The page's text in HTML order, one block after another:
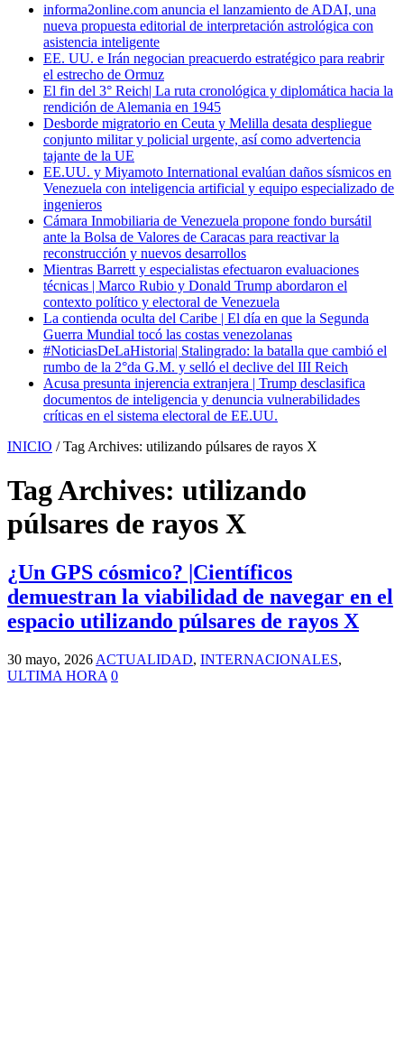
informa2online.com anuncia el lanzamiento de ADAI, una
nueva propuesta editorial de interpretación astrológica con
asistencia inteligente
EE. UU. e Irán negocian preacuerdo estratégico para reabrir
el estrecho de Ormuz
El fin del 3° Reich| La ruta cronológica y diplomática hacia la
rendición de Alemania en 1945
Desborde migratorio en Ceuta y Melilla desata despliegue
conjunto militar y policial urgente, así como advertencia
tajante de la UE
EE.UU. y Miyamoto International evalúan daños sísmicos en
Venezuela con inteligencia artificial y equipo especializado de
ingenieros
Cámara Inmobiliaria de Venezuela propone fondo bursátil
ante la Bolsa de Valores de Caracas para reactivar la
reconstrucción y nuevos desarrollos
Mientras Barrett y especialistas efectuaron evaluaciones
técnicas | Marco Rubio y Donald Trump abordaron el
contexto político y electoral de Venezuela
La contienda oculta del Caribe | El día en que la Segunda
Guerra Mundial tocó las costas venezolanas
#NoticiasDeLaHistoria| Stalingrado: la batalla que cambió el
rumbo de la 2°da G.M. y selló el declive del III Reich
Acusa presunta injerencia extranjera | Trump desclasifica
documentos de inteligencia y denuncia vulnerabilidades
críticas en el sistema electoral de EE.UU.
INICIO / Tag Archives: utilizando púlsares de rayos X
Tag Archives: utilizando
púlsares de rayos X
¿Un GPS cósmico? |Científicos
demuestran la viabilidad de navegar en el
espacio utilizando púlsares de rayos X
30 mayo, 2026 ACTUALIDAD, INTERNACIONALES,
ULTIMA HORA 0